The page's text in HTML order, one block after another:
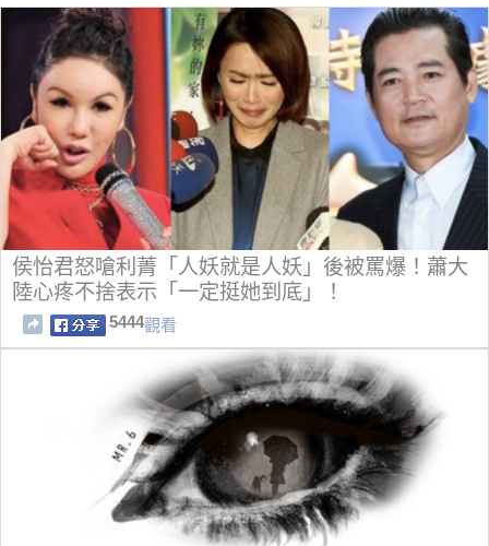
侯怡君怒嗆利菁「人妖就是人妖」後被罵爆！蕭大
陸心疼不捨表示「一定挺她到底」！
5444觀看